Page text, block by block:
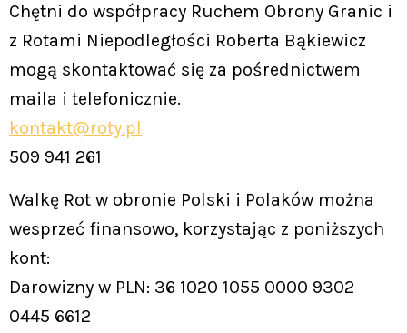
Chętni do współpracy Ruchem Obrony Granic i
z Rotami Niepodległości Roberta Bąkiewicz
mogą skontaktować się za pośrednictwem
maila i telefonicznie.
kontakt@roty.pl
509 941 261
Walkę Rot w obronie Polski i Polaków można
wesprzeć finansowo, korzystając z poniższych
kont:
Darowizny w PLN: 36 1020 1055 0000 9302
0445 6612